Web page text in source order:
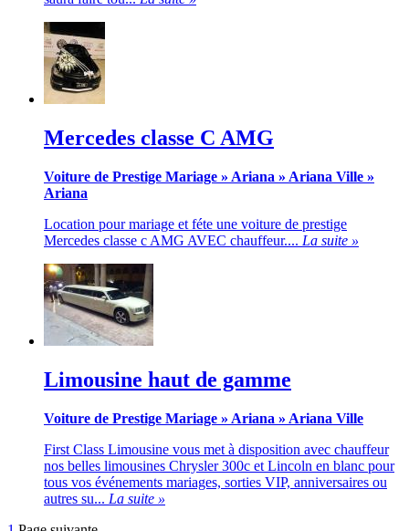
Mercedes classe C AMG
Voiture de Prestige Mariage » Ariana » Ariana Ville »
Ariana
Location pour mariage et féte une voiture de prestige
Mercedes classe c AMG AVEC chauffeur.... La suite »
Limousine haut de gamme
Voiture de Prestige Mariage » Ariana » Ariana Ville
First Class Limousine vous met à disposition avec chauffeur
nos belles limousines Chrysler 300c et Lincoln en blanc pour
tous vos événements mariages, sorties VIP, anniversaires ou
autres su... La suite »